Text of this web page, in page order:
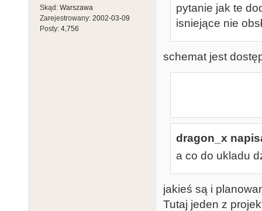
Skąd: Warszawa
Zarejestrowany: 2002-03-09
Posty: 4,756
pytanie jak te
isniejące nie
schemat jest
dragon_x
a co do ukladu
jakieś są i
Tutaj jeden z